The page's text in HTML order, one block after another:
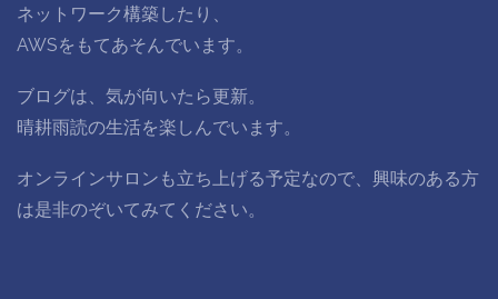
ネットワーク構築したり、
AWSをもてあそんでいます。
ブログは、気が向いたら更新。
晴耕雨読の生活を楽しんでいます。
オンラインサロンも立ち上げる予定なので、興味のある方
は是非のぞいてみてください。